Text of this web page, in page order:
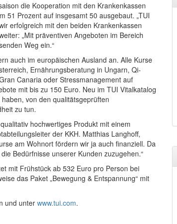
die Kooperation mit den Krankenkassen
51 Prozent auf insgesamt 50 ausgebaut. „TUI
erfolgreich mit den beiden Krankenkassen
„Mit präventiven Angeboten im Bereich
Weg ein.“
auch im europäischen Ausland an. Alle Kurse
Ernährungsberatung in Ungarn, Qi-
Canaria oder Stressmanagement auf
mit bis zu 150 Euro. Neu im TUI Vitalkatalog
von den qualitätsgeprüften
zu tun.
hochwertiges Produkt mit einem
der KKH. Matthias Langhoff,
am Wohnort fördern wir ja auch finanziell. Da
Bedürfnisse unserer Kunden zuzugehen.“
mit Frühstück ab 532 Euro pro Person bei
das Paket „Bewegung & Entspannung“ mit
und unter www.tui.com.